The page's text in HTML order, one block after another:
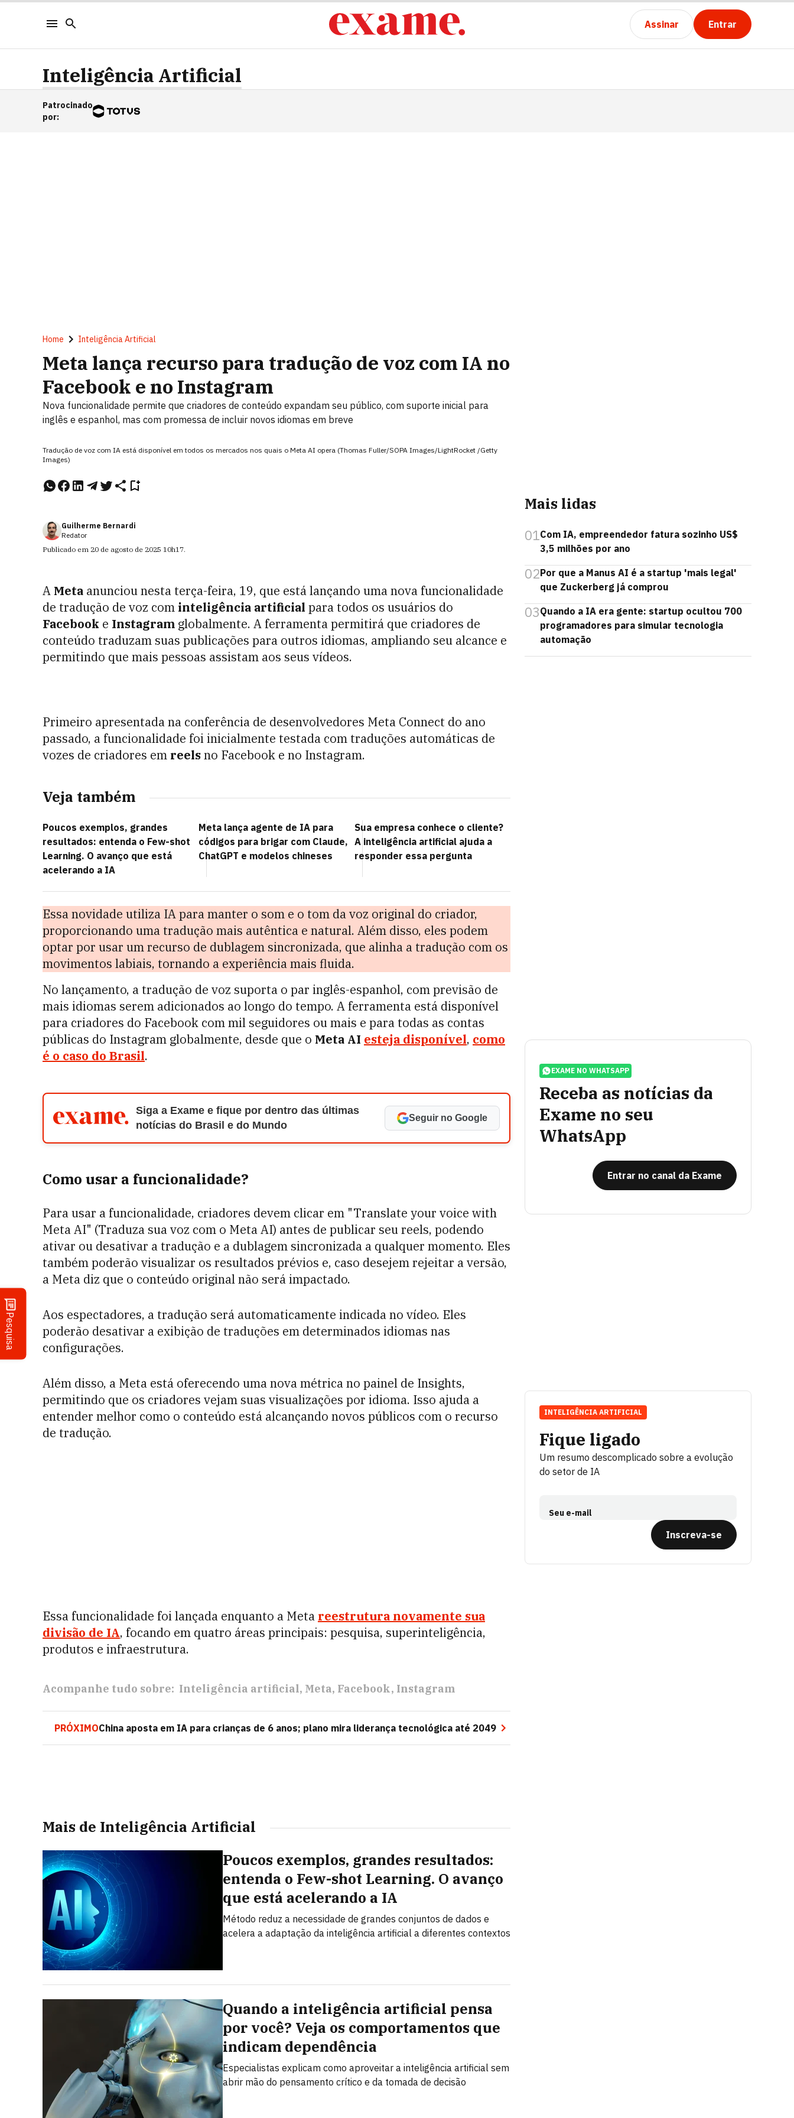
Assinar Entrar
Pesquisa
Inteligência Artificial
Patrocinado
por:
Home Inteligência Artificial
Meta lança recurso para tradução de voz com IA no
Facebook e no Instagram
Nova funcionalidade permite que criadores de conteúdo expandam seu público, com suporte inicial para
inglês e espanhol, mas com promessa de incluir novos idiomas em breve
Tradução de voz com IA está disponível em todos os mercados nos quais o Meta AI opera (Thomas Fuller/SOPA Images/LightRocket /Getty
Images)
Guilherme Bernardi
Redator
Publicado em 20 de agosto de 2025 10h17.
A Meta anunciou nesta terça-feira, 19, que está lançando uma nova funcionalidade
de tradução de voz com inteligência artificial para todos os usuários do
Facebook e Instagram globalmente. A ferramenta permitirá que criadores de
conteúdo traduzam suas publicações para outros idiomas, ampliando seu alcance e
permitindo que mais pessoas assistam aos seus vídeos.
Primeiro apresentada na conferência de desenvolvedores Meta Connect do ano
passado, a funcionalidade foi inicialmente testada com traduções automáticas de
vozes de criadores em reelsno Facebook e no Instagram.
Veja também
Poucos exemplos, grandes
resultados: entenda o Few-shot
Learning. O avanço que está
acelerando a IA
Meta lança agente de IA para
códigos para brigar com Claude,
ChatGPT e modelos chineses
Sua empresa conhece o cliente?
A inteligência artificial ajuda a
responder essa pergunta
Essa novidade utiliza IA para manter o som e o tom da voz original do criador,
proporcionando uma tradução mais autêntica e natural. Além disso, eles podem
optar por usar um recurso de dublagem sincronizada, que alinha a tradução com os
movimentos labiais, tornando a experiência mais fluida.
No lançamento, a tradução de voz suporta o par inglês-espanhol, com previsão de
mais idiomas serem adicionados ao longo do tempo. A ferramenta está disponível
para criadores do Facebook com mil seguidores ou mais e para todas as contas
públicas do Instagram globalmente, desde que o Meta AI esteja disponível, como
é o caso do Brasil.
Siga a Exame e fique por dentro das últimas
notícias do Brasil e do Mundo
Seguir no Google
Como usar a funcionalidade?
Para usar a funcionalidade, criadores devem clicar em "Translate your voice with
Meta AI" (Traduza sua voz com o Meta AI) antes de publicar seu reels, podendo
ativar ou desativar a tradução e a dublagem sincronizada a qualquer momento. Eles
também poderão visualizar os resultados prévios e, caso desejem rejeitar a versão,
a Meta diz que o conteúdo original não será impactado.
Aos espectadores, a tradução será automaticamente indicada no vídeo. Eles
poderão desativar a exibição de traduções em determinados idiomas nas
configurações.
Além disso, a Meta está oferecendo uma nova métrica no painel de Insights,
permitindo que os criadores vejam suas visualizações por idioma. Isso ajuda a
entender melhor como o conteúdo está alcançando novos públicos com o recurso
de tradução.
Essa funcionalidade foi lançada enquanto a Meta reestrutura novamente sua
divisão de IA, focando em quatro áreas principais: pesquisa, superinteligência,
produtos e infraestrutura.
Acompanhe tudo sobre: Inteligência artificial Meta Facebook Instagram
PRÓXIMOChina aposta em IA para crianças de 6 anos; plano mira liderança tecnológica até 2049
Mais de Inteligência Artificial
Poucos exemplos, grandes resultados:
entenda o Few-shot Learning. O avanço
que está acelerando a IA
Método reduz a necessidade de grandes conjuntos de dados e
acelera a adaptação da inteligência artificial a diferentes contextos
Quando a inteligência artificial pensa
por você? Veja os comportamentos que
indicam dependência
Especialistas explicam como aproveitar a inteligência artificial sem
abrir mão do pensamento crítico e da tomada de decisão
Mais lidas
01Com IA, empreendedor fatura sozinho US$
3,5 milhões por ano
02Por que a Manus AI é a startup 'mais legal'
que Zuckerberg já comprou
03Quando a IA era gente: startup ocultou 700
programadores para simular tecnologia
automação
EXAME NO WHATSAPP
Receba as notícias da
Exame no seu
WhatsApp
Entrar no canal da Exame
Fique ligado
Um resumo descomplicado sobre a evolução
do setor de IA
Seu e-mail
Inscreva-se
INTELIGÊNCIA ARTIFICIAL